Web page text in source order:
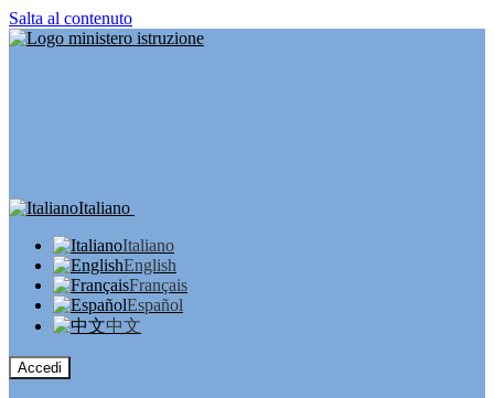
Salta al contenuto
Italiano
Italiano
English
Français
Español
中文
Accedi